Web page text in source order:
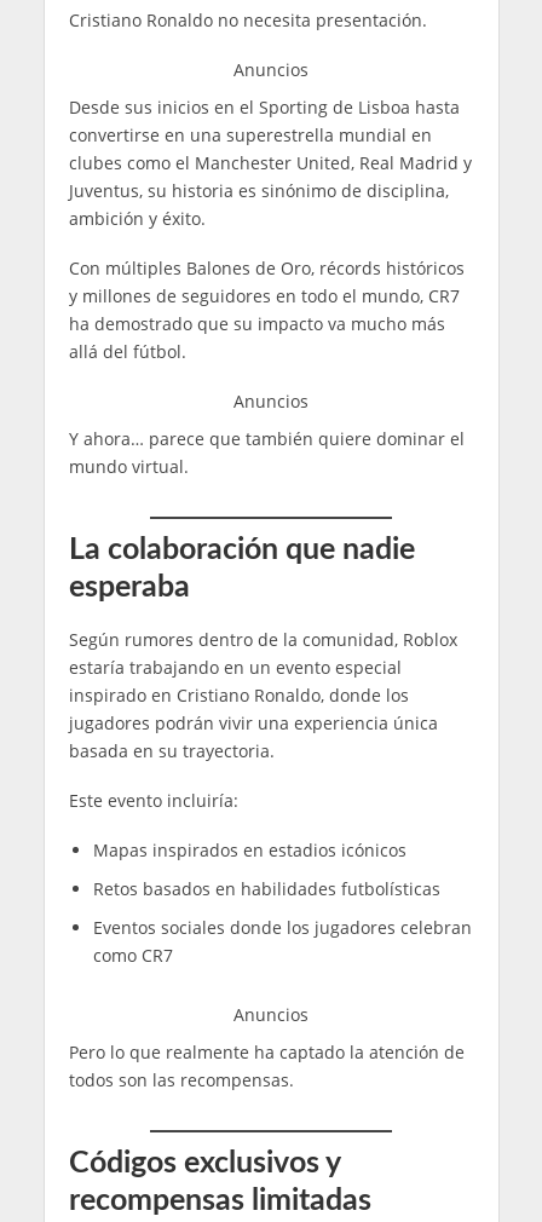
Cristiano Ronaldo no necesita presentación.
Anuncios
Desde sus inicios en el Sporting de Lisboa hasta
convertirse en una superestrella mundial en
clubes como el Manchester United, Real Madrid y
Juventus, su historia es sinónimo de disciplina,
ambición y éxito.
Con múltiples Balones de Oro, récords históricos
y millones de seguidores en todo el mundo, CR7
ha demostrado que su impacto va mucho más
allá del fútbol.
Anuncios
Y ahora… parece que también quiere dominar el
mundo virtual.
La colaboración que nadie
esperaba
Según rumores dentro de la comunidad, Roblox
estaría trabajando en un evento especial
inspirado en Cristiano Ronaldo, donde los
jugadores podrán vivir una experiencia única
basada en su trayectoria.
Este evento incluiría:
Mapas inspirados en estadios icónicos
Retos basados en habilidades futbolísticas
Eventos sociales donde los jugadores celebran
como CR7
Anuncios
Pero lo que realmente ha captado la atención de
todos son las recompensas.
Códigos exclusivos y
recompensas limitadas